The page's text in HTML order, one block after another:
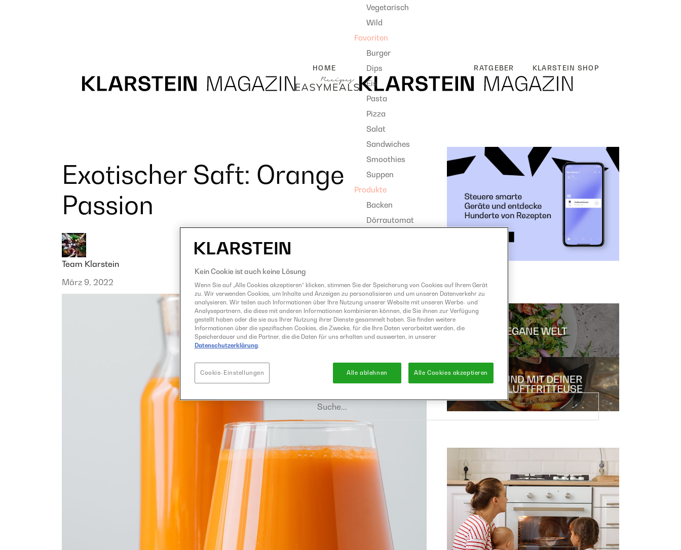
HOME
Vegetarisch
Wild
Favoriten
Burger
Dips
Eis
Pasta
Pizza
Salat
Sandwiches
Smoothies
Suppen
Produkte
Backen
Dörrautomat
Grillen
Heißluftfritteuse
Kochen
Küchenmaschine
Mixer
Sous Vide
RATGEBER KLARSTEIN SHOP
Exotischer Saft: Orange
Passion
Team Klarstein
März 9, 2022
Kein Cookie ist auch keine Lösung
Wenn Sie auf „Alle Cookies akzeptieren“ klicken, stimmen Sie der Speicherung von Cookies auf Ihrem Gerät
zu. Wir verwenden Cookies, um Inhalte und Anzeigen zu personalisieren und um unseren Datenverkehr zu
analysieren. Wir teilen auch Informationen über Ihre Nutzung unserer Website mit unseren Werbe- und
Analysepartnern, die diese mit anderen Informationen kombinieren können, die Sie ihnen zur Verfügung
gestellt haben oder die sie aus Ihrer Nutzung ihrer Dienste gesammelt haben. Sie finden weitere
Informationen über die spezifischen Cookies, die Zwecke, für die Ihre Daten verarbeitet werden, die
Speicherdauer und die Partner, die die Daten für uns erhalten und auswerten, in unserer
Datenschutzerklärung.
Cookie-Einstellungen Alle ablehnen Alle Cookies akzeptieren